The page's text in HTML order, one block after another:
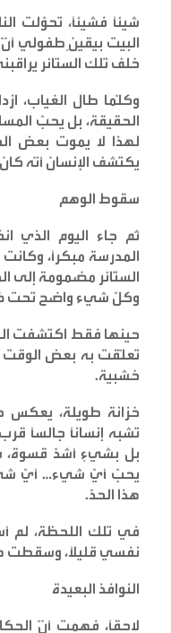
شيئًا فشيئًا، تحوّلت
البيت بيقينٍ طفولي
خلف تلك الستائر
وكلّما طال الغياب،
الحقيقة، بل يحبّ
لهذا لا يموت بعض
يكتشف الإنسان أنّه
سقوط الوهم
ثم جاء اليوم الذي
المدرسة مبكرًا،
الستائر مضمومة إلى
وكلّ شيء واضح تحت
حينها فقط اكتشفت
تعلّقت به بعض الوقت
خشبية.
خزانة طويلة، يعكس
تشبه إنسانًا جالسًا
بل بشيءٍ أشدّ قسوة،
يحبّ أيّ شيء… أيّ
هذا الحدّ.
في تلك اللحظة،
نفسي قليلًا، وسقطت
النوافذ البعيدة
لاحقًا، فهمت أنّ